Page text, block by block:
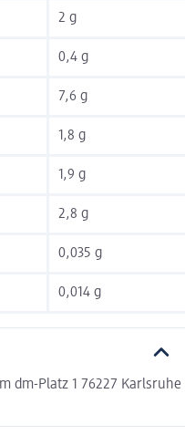
2 g
0,4 g
7,6 g
1,8 g
1,9 g
2,8 g
0,035 g
0,014 g
dm-Platz 1 76227 Karlsruhe